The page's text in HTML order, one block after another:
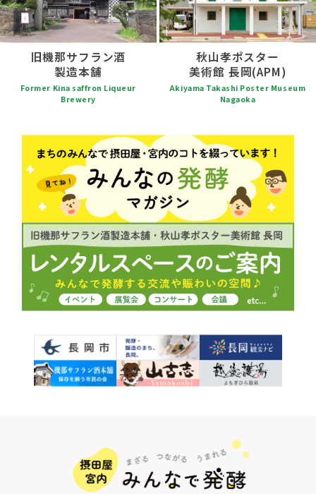
旧機那サフラン酒
製造本舗
Former Kina saffron Liqueur
Brewery
秋山孝ポスター
美術館 長岡(APM)
Akiyama Takashi Poster Museum
Nagaoka